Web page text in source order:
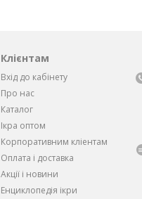
Клієнтам
Вхід до кабінету
Про нас
Каталог
Ікра оптом
Корпоративним кліентам
Оплата і доставка
Акції і новини
Енциклопедія ікри